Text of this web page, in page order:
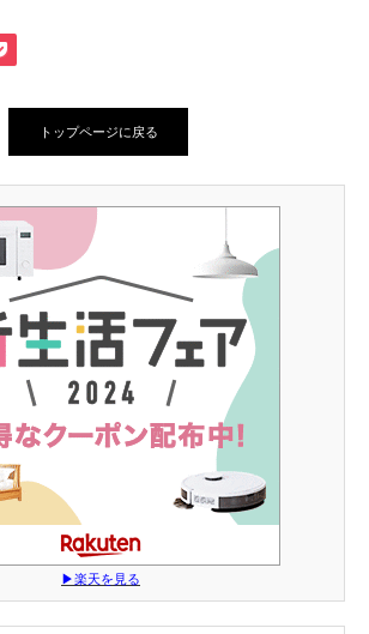
トップページに戻る
▶︎楽天を見る